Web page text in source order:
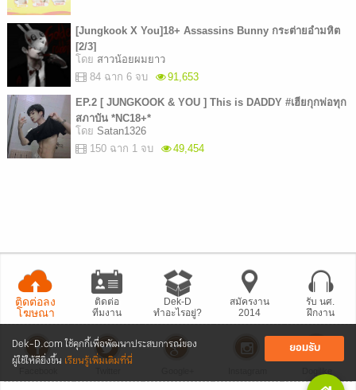
Dek-D.com ใช้คุกกี้เพื่อพัฒนาประสบการณ์ของ
ผู้ใช้ให้ดียิ่งขึ้น เรียนรู้เพิ่มเติมที่นี่
ยอมรับ
[Jungkook X You]18+ Assassins Bunny กระต่ายอำมหิต
[2/3]
โดย สาวน้อยผมยาว
84 ฉาก 6 จบ
91,653
EP.2 [ JUNGKOOK & YOU ] This is DADDY #เฮียกุกพ่อทุก
สภาบัน *NC18+*
โดย Satan1326
150 ฉาก 1 จบ
49,454
ติดต่อลง
โฆษณา
ติดต่อ
ทีมงาน
Dek-D
ทำอะไรอยู่?
สมัครงาน
2014
รับ นศ.
ฝึกงาน